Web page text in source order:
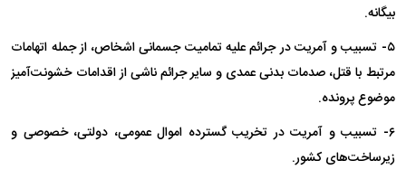
بیگانه.
۵- تسبیب و آمریت در جرائم علیه تمامیت جسمانی اشخاص، از جمله اتهامات
مرتبط با قتل، صدمات بدنی عمدی و سایر جرائم ناشی از اقدامات خشونت‌آمیز
موضوع پرونده.
۶- تسبیب و آمریت در تخریب گسترده اموال عمومی، دولتی، خصوصی و
زیرساخت‌های کشور.